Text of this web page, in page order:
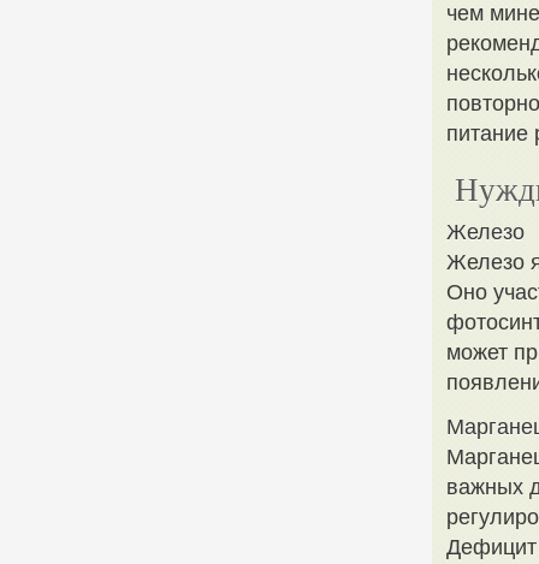
чем
питание
Железо
Железо
Оно
может
важных
Дефицит